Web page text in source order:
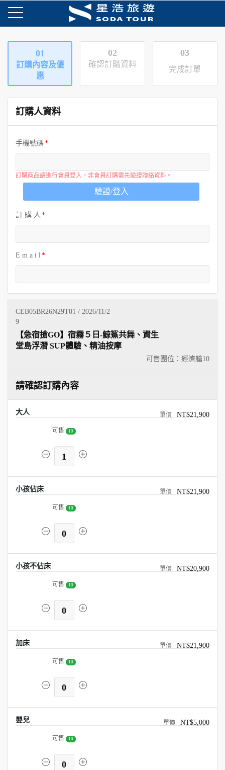
01
訂購內容及優
惠
02
確認訂購資料
03
完成訂單
訂購人資料
手機號碼
訂購商品請進行會員登入，非會員訂購需先驗證聯絡資料。
驗證/登入
訂 購 人
E m a i l
CEB05BR26N29T01 / 2026/11/2
9
可售團位：經濟艙10
【急宿搶GO】宿霧５日-鯨鯊共舞、資生
堂島浮潛 SUP體驗、精油按摩
請確認訂購內容
大人 NT$21,900
可售 10
1
小孩佔床 NT$21,900
可售 10
0
小孩不佔床 NT$20,900
可售 10
0
加床 NT$21,900
可售 10
0
嬰兒 NT$5,000
可售 10
0